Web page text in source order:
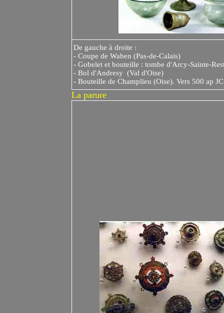
De gauche à droite :
- Coupe de Waben (Pas-de-Calais)
- Gobelet et bouteille : tombe d'Arcy-Sainte-
- Bol d'Andresy (Val d'Oise)
- Bouteille de Champlieu (Oise). Vers 500 ap JC
La parure